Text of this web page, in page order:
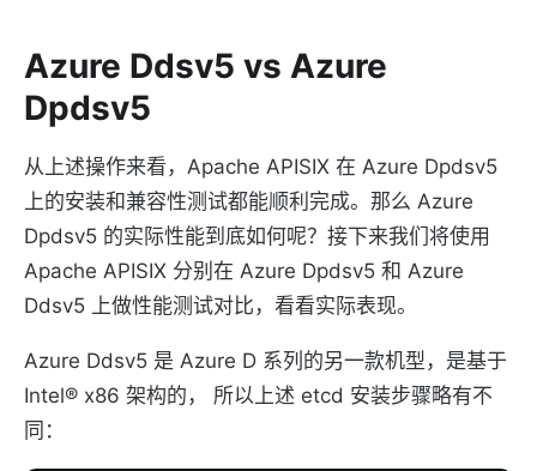
Azure Ddsv5 vs Azure
Dpdsv5
从上述操作来看，Apache APISIX 在 Azure Dpdsv5
上的安装和兼容性测试都能顺利完成。那么 Azure
Dpdsv5 的实际性能到底如何呢？接下来我们将使用
Apache APISIX 分别在 Azure Dpdsv5 和 Azure
Ddsv5 上做性能测试对比，看看实际表现。
Azure Ddsv5 是 Azure D 系列的另一款机型，是基于
Intel® x86 架构的， 所以上述 etcd 安装步骤略有不
同：